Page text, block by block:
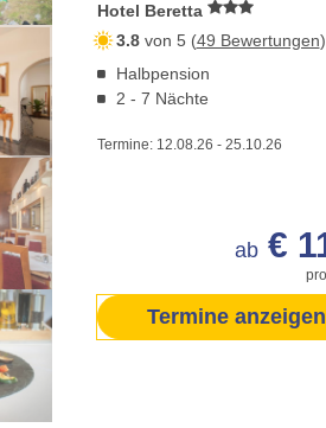
Hotel Beretta
3.8von 5 (49 Bewertungen)
Halbpension
2 - 7 Nächte
Termine: 12.08.26 - 25.10.26
ab €
Termine anzeigen